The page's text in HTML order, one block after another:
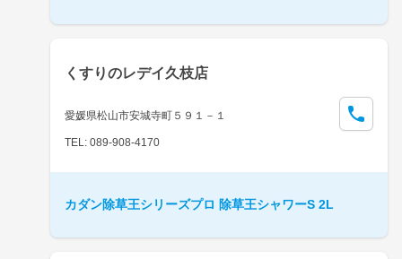
くすりのレデイ久枝店
愛媛県松山市安城寺町５９１－１
TEL: 089-908-4170
カダン除草王シリーズプロ 除草王シャワーS 2L